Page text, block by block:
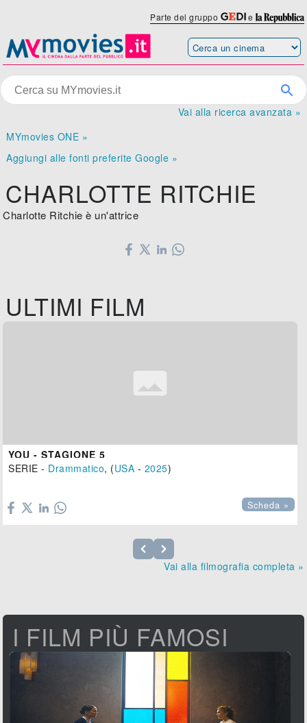
Parte del gruppo e
Vai alla ricerca avanzata »
MYmovies ONE »
Aggiungi alle fonti preferite Google »
CHARLOTTE RITCHIE
Charlotte Ritchie è un'attrice
ULTIMI FILM
YOU - STAGIONE 5
SERIE - Drammatico, (USA - 2025)
Scheda »
Vai alla filmografia completa »
I FILM PIÙ FAMOSI